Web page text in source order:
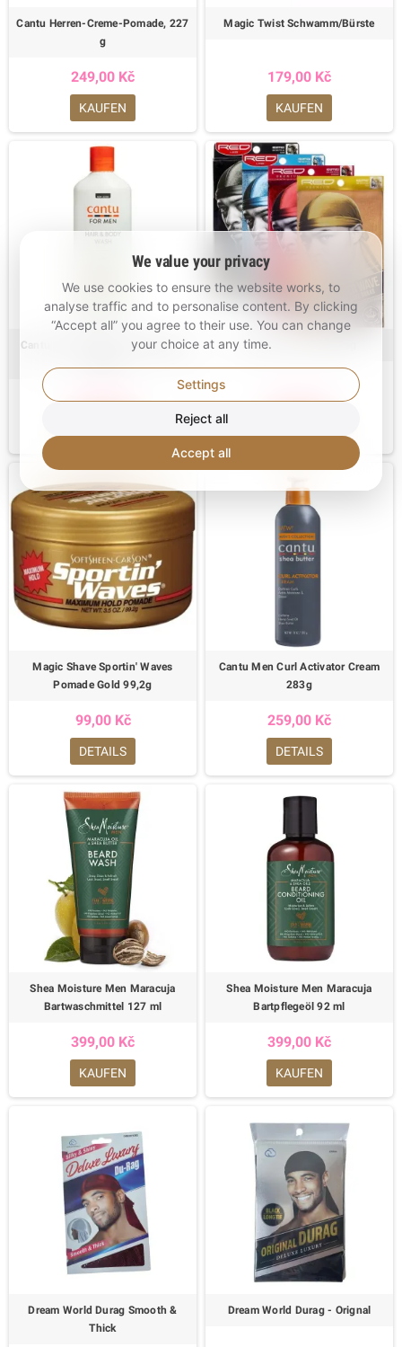
Cantu Herren-Creme-Pomade, 227
g
249,00 Kč
KAUFEN
Magic Twist Schwamm/Bürste
179,00 Kč
KAUFEN
Cantu for Men Hair & Body Wash
239,00 Kč
RED Velvet Luxe Durag
399,00 Kč
Magic Shave Sportin' Waves
Pomade Gold 99,2g
99,00 Kč
DETAILS
Cantu Men Curl Activator Cream
283g
259,00 Kč
DETAILS
Shea Moisture Men Maracuja
Bartwaschmittel 127 ml
399,00 Kč
KAUFEN
Shea Moisture Men Maracuja
Bartpflegeöl 92 ml
399,00 Kč
KAUFEN
Dream World Durag Smooth &
Thick
Dream World Durag - Orignal
We value your privacy
We use cookies to ensure the website works, to
analyse traffic and to personalise content. By clicking
“Accept all” you agree to their use. You can change
your choice at any time.
Settings
Reject all
Accept all